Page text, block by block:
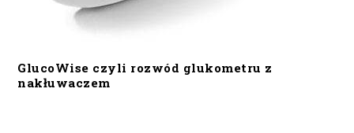
GlucoWise czyli rozwód glukometru z
nakłuwaczem